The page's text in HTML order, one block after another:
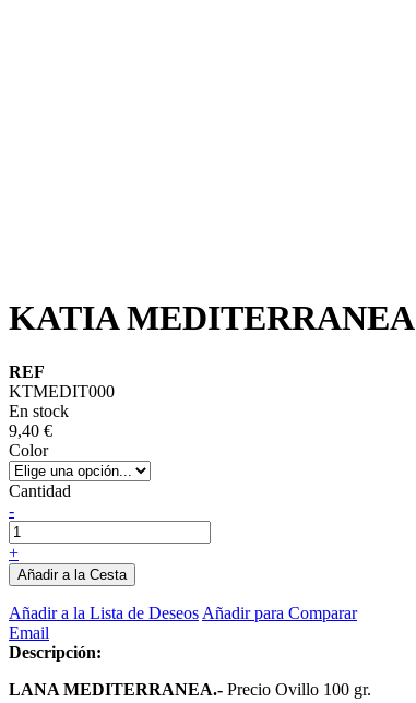
KATIA MEDITERRANEA
REF
KTMEDIT000
En stock
9,40 €
Color
Cantidad
-
+
Añadir a la Cesta
Añadir a la Lista de Deseos Añadir para Comparar
Email
Descripción:
LANA MEDITERRANEA.- Precio Ovillo 100 gr.